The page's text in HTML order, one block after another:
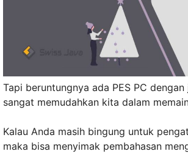
Tapi beruntungnya ada PES PC
sangat memudahkan kita dalam
Kalau Anda masih bingung untuk
maka bisa menyimak pembahasan